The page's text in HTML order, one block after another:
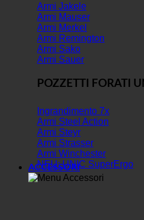
Armi Jakele
Armi Mauser
Armi Merkel
Armi Remington
Armi Sako
Armi Sauer
POZZETTI FORATI
Ingrandimento 7x
Armi Steel Action
Armi Steyr
Armi Strasser
Armi Winchester
NEU: UNIC SuperErgo
ACCESSORI